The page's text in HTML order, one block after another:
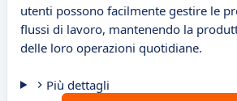
utenti possono facilmente gestire le
flussi di lavoro, mantenendo la
delle loro operazioni quotidiane.
Più dettagli